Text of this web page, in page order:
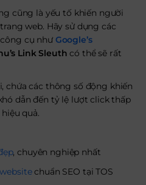
cũng là yếu tố khiến người
web. Hãy sử dụng các
cụ như Google’s
Link Sleuth có thể sẽ rất
chứa các thông số động khiến
dẫn đến tỷ lệ lượt click thấp
quả.
, chuyên nghiệp nhất
chuẩn SEO tại TOS